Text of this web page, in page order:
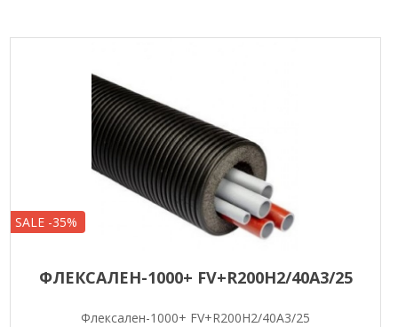
SALE -35%
ФЛЕКСАЛЕН-1000+ FV+R200H2/40A3/25
Флексален-1000+ FV+R200H2/40A3/25